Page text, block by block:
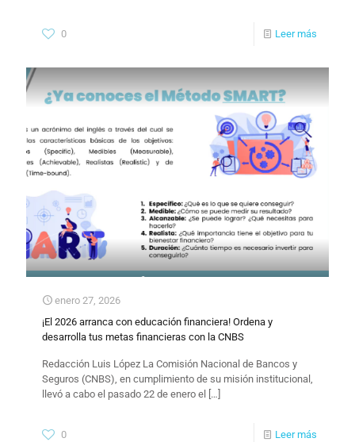
0 Leer más
enero 27, 2026
¡El 2026 arranca con educación financiera! Ordena y
desarrolla tus metas financieras con la CNBS
​Redacción Luis López​ La Comisión Nacional de Bancos y
Seguros (CNBS), en cumplimiento de su misión institucional,
llevó a cabo el pasado 22 de enero el
[…]
0 Leer más